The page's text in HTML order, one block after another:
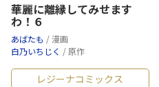
華麗に離縁してみせます
わ！６
あばたも / 漫画
白乃いちじく / 原作
レジーナコミックス